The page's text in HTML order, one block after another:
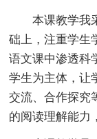
本课教学我采
础上，注重学生
语文课中渗透科
学生为主体，让
交流、合作探究
的阅读理解能力